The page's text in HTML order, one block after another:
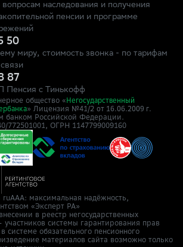
наследования и получения
пенсии и программе
50
миру, стоимость звонка - по тарифам
87
Пенсия с Тинькофф
общество « Негосударственный
» Лицензия №41/2 от 16.06.2009 г.
банком Российской Федерации.
772501001, ОГРН 1147799009160
ruAAA: максимальная надёжность,
«Эксперт РА»
в реестр негосударственных
участников системы гарантирования прав
системе обязательного пенсионного
материалов сайта возможно только